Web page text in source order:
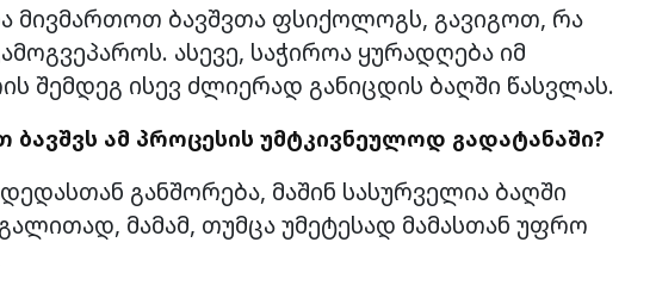
მივმართოთ ბავშვთა ფსიქოლოგს, გავიგოთ, რა
ასევე, საჭიროა ყურადღება იმ
შემდეგ ისევ ძლიერად განიცდის ბაღში წასვლას.
ამ პროცესის უმტკივნეულოდ გადატანაში?
განშორება, მაშინ სასურველია ბაღში
მამამ, თუმცა უმეტესად მამასთან უფრო